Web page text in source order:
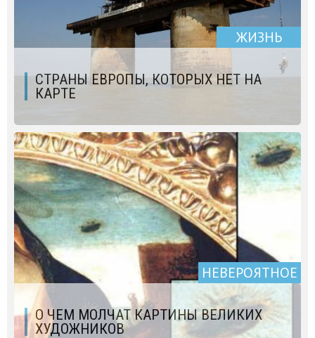
ЖИЗНЬ
СТРАНЫ ЕВРОПЫ, КОТОРЫХ НЕТ НА
КАРТЕ
НЕВЕРОЯТНОЕ
О ЧЕМ МОЛЧАТ КАРТИНЫ ВЕЛИКИХ
ХУДОЖНИКОВ